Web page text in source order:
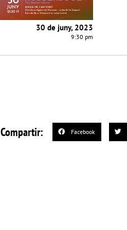
30 de juny, 2023
9:30 pm
Compartir: Facebook